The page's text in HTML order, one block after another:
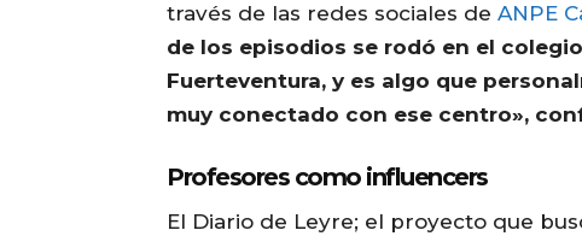
través de las redes sociales de ANPE
de los episodios se rodó en el
Fuerteventura, y es algo que
muy conectado con ese centro»,
Profesores como influencers
El Diario de Leyre; el proyecto que